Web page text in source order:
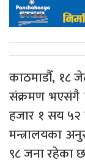
काठमाडौँ, १८
संक्रमण भएसंगै
हजार १ सय
मन्त्रालयका
९८ जना रहेका